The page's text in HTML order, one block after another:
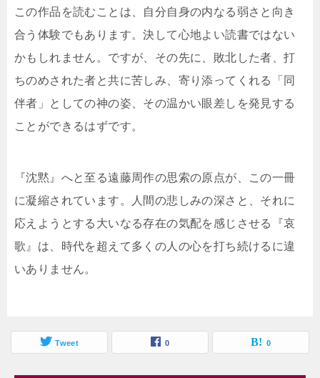
この作品を読むことは、自分自身の内なる弱さと向き
合う体験でもあります。決して心地よい読書ではない
かもしれません。ですが、その先に、敗北した者、打
ちのめされた者と共に苦しみ、寄り添ってくれる「同
伴者」としての神の姿、その温かい眼差しを発見する
ことができるはずです。
『沈黙』へと至る遠藤周作の思索の原点が、この一冊
に凝縮されています。人間の悲しみの深さと、それに
応えようとする大いなる存在の気配を感じさせる『哀
歌』は、時代を超えて多くの人の心を打ち続けるに違
いありません。
Tweet 0 0